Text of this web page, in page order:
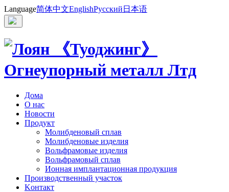
Language简体中文EnglishРусский 日本语
Дома
О нас
Новости
Продукт
Молибденовый сплав
Молибденовые изделия
Вольфрамовые изделия
Вольфрамовый сплав
Ионная имплантационная продукция
Производственный участок
Kонтакт